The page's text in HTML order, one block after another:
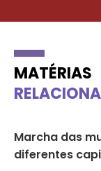
MATÉRIAS
Marcha das
diferentes